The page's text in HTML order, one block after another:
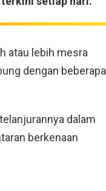
atau lebih mesra
dengan beberapa
dalam
berkenaan